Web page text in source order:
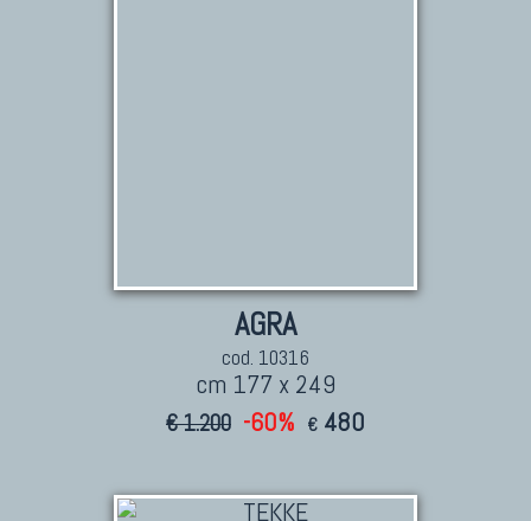
AGRA
cod. 10316
cm 177 x 249
€ 1.200 -60% € 480